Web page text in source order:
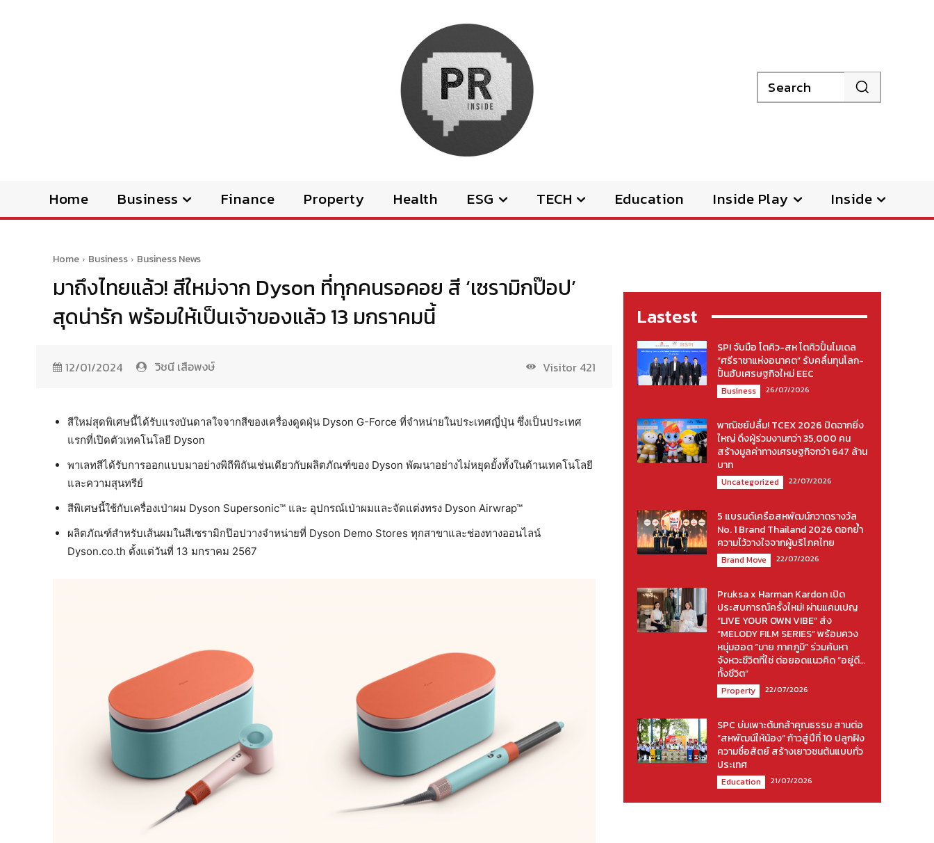
Search
Home Business Finance Property Health ESG TECH Education Inside Play Inside
Home Business Business News
มาถึงไทยแล้ว! สีใหม่จาก Dyson ที่ทุกคนรอคอย สี ‘เซรามิกป๊อป’
สุดน่ารัก พร้อมให้เป็นเจ้าของแล้ว 13 มกราคมนี้
12/01/2024 วิชนี เสือพงษ์ Visitor 421
สีใหม่สุดพิเศษนี้ได้รับแรงบันดาลใจจากสีของเครื่องดูดฝุ่น Dyson G-Force ที่จำหน่ายในประเทศญี่ปุ่น ซึ่งเป็นประเทศ
แรกที่เปิดตัวเทคโนโลยี Dyson
พาเลทสีได้รับการออกแบบมาอย่างพิถีพิถันเช่นเดียวกับผลิตภัณฑ์ของ Dyson พัฒนาอย่างไม่หยุดยั้งทั้งในด้านเทคโนโลยี
และความสุนทรีย์
สีพิเศษนี้ใช้กับเครื่องเป่าผม Dyson Supersonic™ และ อุปกรณ์เป่าผมและจัดแต่งทรง Dyson Airwrap™
ผลิตภัณฑ์สำหรับเส้นผมในสีเซรามิกป๊อปวางจำหน่ายที่ Dyson Demo Stores ทุกสาขาและช่องทางออนไลน์
Dyson.co.th ตั้งแต่วันที่ 13 มกราคม 2567
Lastest
SPI จับมือ โตคิว-สห โตคิวปั้นโมเดล
“ศรีราชาแห่งอนาคต” รับคลื่นทุนโลก-
ปั้นฮับเศรษฐกิจใหม่ EEC
Business 26/07/2026
พาณิชย์ปลื้ม! TCEX 2026 ปิดฉากยิ่ง
ใหญ่ ดึงผู้ร่วมงานกว่า 35,000 คน
สร้างมูลค่าทางเศรษฐกิจกว่า 647 ล้าน
บาท
Uncategorized 22/07/2026
5 แบรนด์เครือสหพัฒน์กวาดรางวัล
No. 1 Brand Thailand 2026 ตอกย้ำ
ความไว้วางใจจากผู้บริโภคไทย
Brand Move 22/07/2026
Pruksa x Harman Kardon เปิด
ประสบการณ์ครั้งใหม่! ผ่านแคมเปญ
“LIVE YOUR OWN VIBE” ส่ง
“MELODY FILM SERIES” พร้อมควง
หนุ่มฮอต “มาย ภาคภูมิ” ร่วมค้นหา
จังหวะชีวิตที่ใช่ ต่อยอดแนวคิด “อยู่ดี…
ทั้งชีวิต”
Property 22/07/2026
SPC บ่มเพาะต้นกล้าคุณธรรม สานต่อ
“สหพัฒน์ให้น้อง” ก้าวสู่ปีที่ 10 ปลูกฝัง
ความซื่อสัตย์ สร้างเยาวชนต้นแบบทั่ว
ประเทศ
Education 21/07/2026